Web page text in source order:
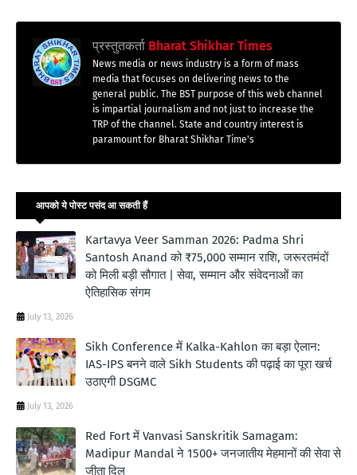
प्रस्तुतकर्ता Bharat Shikhar Times
News media or news industry is a form of mass
media that focuses on delivering news to the
general public. The BST purpose of this web channel
is impartial journalism and not just to increase the
TRP of the channel. State and country interest is
paramount for Bharat Shikhar Time's
आपको ये पोस्ट पसंद आ सकती हैं
Kartavya Veer Samman 2026: Padma Shri
Santosh Anand को ₹75,000 सम्मान राशि, जरूरतमंदों
को मिली बड़ी सौगात | सेवा, सम्मान और संवेदनाओं का
ऐतिहासिक संगम
July 13, 2026
Sikh Conference में Kalka-Kahlon का बड़ा ऐलान:
IAS-IPS बनने वाले Sikh Students की पढ़ाई का पूरा खर्च
उठाएगी DSGMC
July 13, 2026
Red Fort में Vanvasi Sanskritik Samagam:
Madipur Mandal ने 1500+ जनजातीय मेहमानों की सेवा से
जीता दिल